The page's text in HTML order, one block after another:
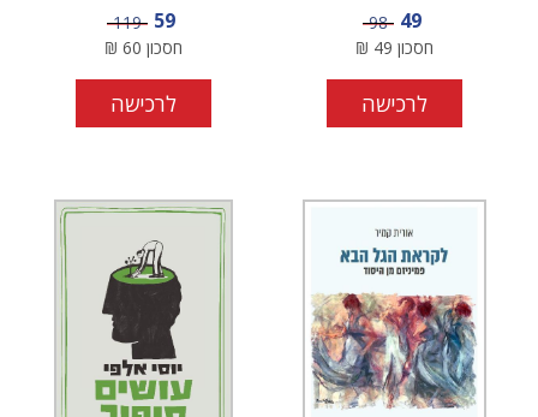
מחיר מבצע
49 מחיר
98
חסכון 49
₪
לרכישה
מחיר מבצע
59 מחיר
119
חסכון 60
₪
לרכישה